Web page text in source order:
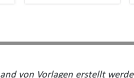
von Vorlagen erstellt